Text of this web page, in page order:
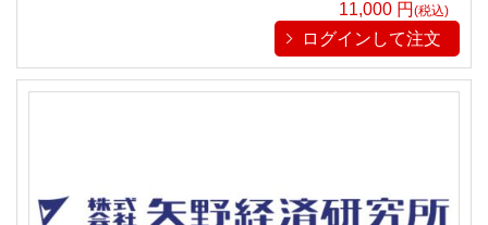
11,000 円 (税込)
ログインして注文